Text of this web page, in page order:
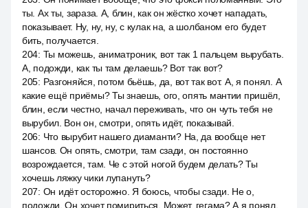
ты. Ах ты, зараза. А, блин, как он жёстко хочет нападать,
показывает. Ну, ну, ну, с кулак на, а шолбаном его будет
бить, получается.
204: Ты можешь, аниматроник, вот так 1 пальцем вырубать.
А, подожди, как ты там делаешь? Вот так вот?
205: Разгоняйся, потом бьёшь, да, вот так вот. А, я понял. А
какие ещё приёмы? Ты знаешь, ого, опять мантии пришёл,
блин, если честно, начал переживать, что он чуть тебя не
вырубил. Вон он, смотри, опять идёт, показывай.
206: Что вырубит нашего диаманти? На, да вообще нет
шансов. Он опять, смотри, там сзади, он постоянно
возрождается, там. Че с этой ногой будем делать? Ты
хочешь ляжку чики лупануть?
207: Он идёт осторожно. Я боюсь, чтобы сзади. Не о,
подожди. Он хочет помириться. Может, гегама? А я понял.